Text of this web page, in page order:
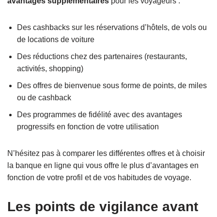
Des cashbacks sur les réservations d’hôtels, de vols ou
de locations de voiture
Des réductions chez des partenaires (restaurants,
activités, shopping)
Des offres de bienvenue sous forme de points, de miles
ou de cashback
Des programmes de fidélité avec des avantages
progressifs en fonction de votre utilisation
N’hésitez pas à comparer les différentes offres et à choisir
la banque en ligne qui vous offre le plus d’avantages en
fonction de votre profil et de vos habitudes de voyage.
Les points de vigilance avant